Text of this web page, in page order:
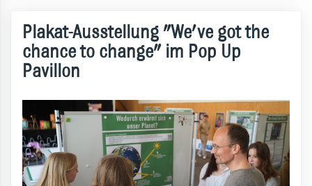
Plakat-Ausstellung "We've got the
chance to change" im Pop Up
Pavillon